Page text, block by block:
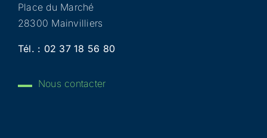
Place du Marché
28300 Mainvilliers
Tél. : 02 37 18 56 80
Nous contacter